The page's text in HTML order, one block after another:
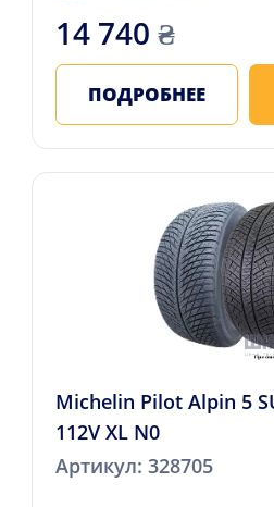
14 740 ₴
ПОДРОБНЕЕ
Michelin Pilot Alpin 5
112V XL N0
Артикул: 328705